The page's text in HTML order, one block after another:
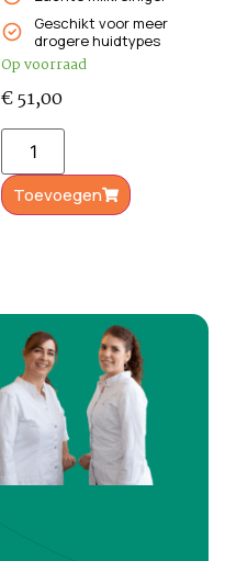
Geschikt voor meer
drogere huidtypes
Op voorraad
€51,00
Toevoegen